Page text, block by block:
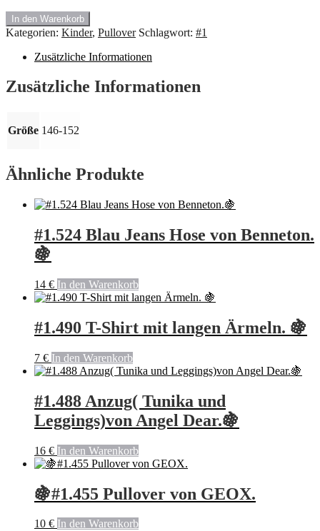
#1.603
Rollkragen
Pullover.
In den Warenkorb
Kategorien: Kinder, Pullover Schlagwort: #1
Zusätzliche Informationen
Zusätzliche Informationen
Größe 146-152
Ähnliche Produkte
#1.524 Blau Jeans Hose von Benneton.
🍇
14 € In den Warenkorb
#1.490 T-Shirt mit langen Ärmeln. 🍇
7 € In den Warenkorb
#1.488 Anzug( Tunika und
Leggings)von Angel Dear.🍇
16 € In den Warenkorb
🍇#1.455 Pullover von GEOX.
10 € In den Warenkorb